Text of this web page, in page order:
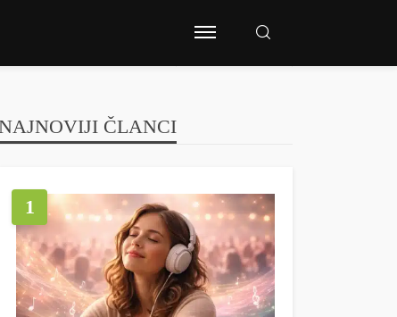
ČLANCI
1